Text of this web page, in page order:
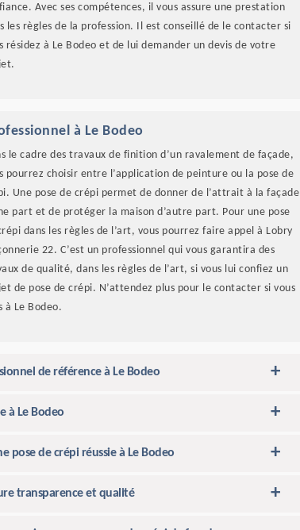
Avec ses compétences, il vous assure une prestation
les règles de la profession. Il est conseillé de le contacter si
résidez à Le Bodeo et de lui demander un devis de votre
à Le Bodeo
le cadre des travaux de finition d’un ravalement de façade,
pourrez choisir entre l’application de peinture ou la pose de
Une pose de crépi permet de donner de l’attrait à la façade
part et de protéger la maison d’autre part. Pour une pose
dans les règles de l’art, vous pourrez faire appel à Lobry
22. C’est un professionnel qui vous garantira des
de qualité, dans les règles de l’art, si vous lui confiez un
de pose de crépi. N’attendez plus pour le contacter si vous
à Le Bodeo.
de référence à Le Bodeo
à Le Bodeo
pose de crépi réussie à Le Bodeo
transparence et qualité